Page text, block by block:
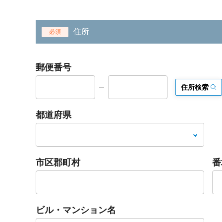
必須 住所
郵便番号
住所検索
都道府県
市区郡町村
ビル・マンション名